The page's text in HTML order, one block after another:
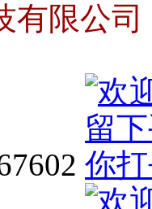
有限公司